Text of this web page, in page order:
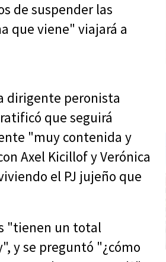
de suspender las
que viene" viajará a
dirigente peronista
que seguirá
"muy contenida y
Axel Kicillof y Verónica
el PJ jujeño que
"tienen un total
y se preguntó "¿cómo